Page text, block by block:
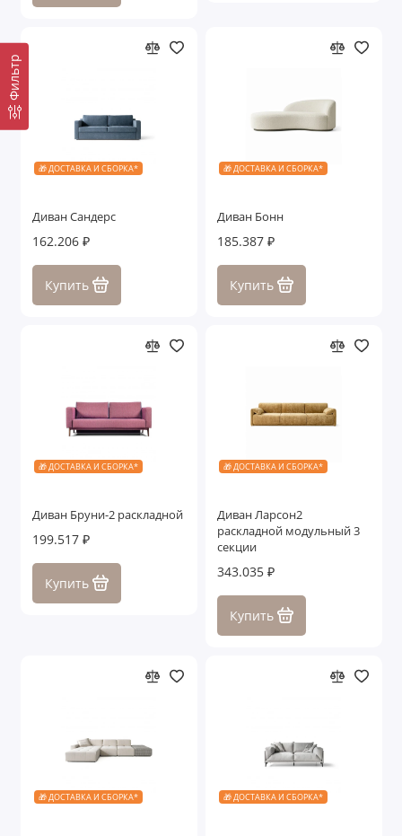
Фильтр
🎁 ДОСТАВКА И СБОРКА*
Диван Сандерс
162.206 ₽
Купить
🎁 ДОСТАВКА И СБОРКА*
Диван Бонн
185.387 ₽
Купить
🎁 ДОСТАВКА И СБОРКА*
Диван Бруни-2 раскладной
199.517 ₽
Купить
🎁 ДОСТАВКА И СБОРКА*
Диван Ларсон2
раскладной модульный 3
секции
343.035 ₽
Купить
🎁 ДОСТАВКА И СБОРКА* 🎁 ДОСТАВКА И СБОРКА*